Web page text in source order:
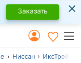
Заказать ×
Ниссан ИксТрейл